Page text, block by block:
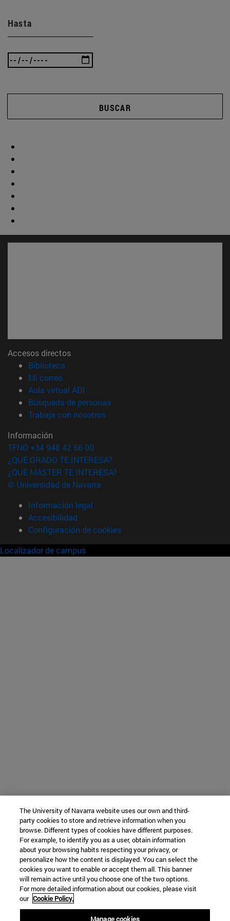
Hasta
BUSCAR
Accesos directos
Biblioteca
Mi correo(abre en nueva ventana)
Aula virtual ADI
Búsqueda de personas(abre en nueva ventana)
Trabaja con nosotros(abre en nueva ventana)
Información
TFNO +34 948 42 56 00
¿QUÉ GRADO TE INTERESA?
¿QUÉ MÁSTER TE INTERESA?
© Universidad de Navarra
Información legal
Accesibilidad
Configuración de cookies
Localizador de campus
The University of Navarra website uses our own and third-
party cookies to store and retrieve information when you
browse. Different types of cookies have different purposes.
For example, to identify you as a user, obtain information
about your browsing habits respecting your privacy, or
personalize how the content is displayed. You can select the
cookies you want to enable or accept them all. This banner
will remain active until you choose one of the two options.
For more detailed information about our cookies, please visit
our Cookie Policy.
Manage cookies